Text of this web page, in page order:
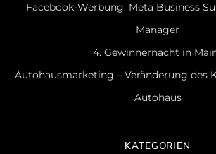
Facebook-Werbung: Meta Business
Manager
4. Gewinnernacht in
Autohausmarketing – Veränderung des
Autohaus
KATEGORIEN